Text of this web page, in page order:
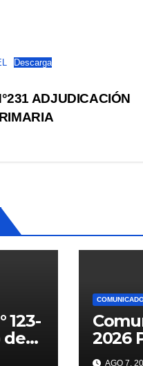
Descarga
ADJUDICACIÓN
123-
de
2026
AGO 7,